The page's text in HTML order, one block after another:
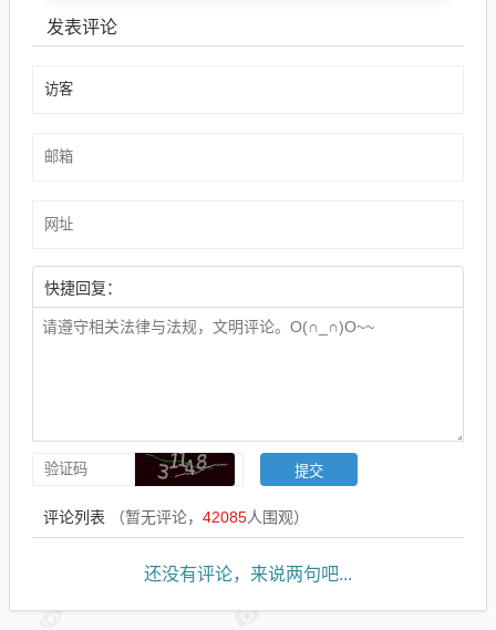
发表评论
快捷回复：
评论列表 （暂无评论， 42085人围观）
还没有评论，来说两句吧...